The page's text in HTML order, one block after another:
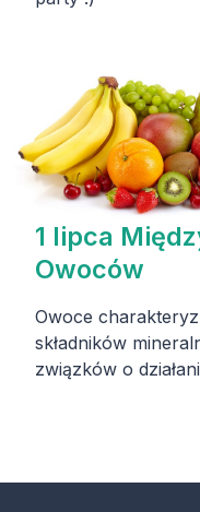
1 lipca
Owoców
Owoce
składników
związków o